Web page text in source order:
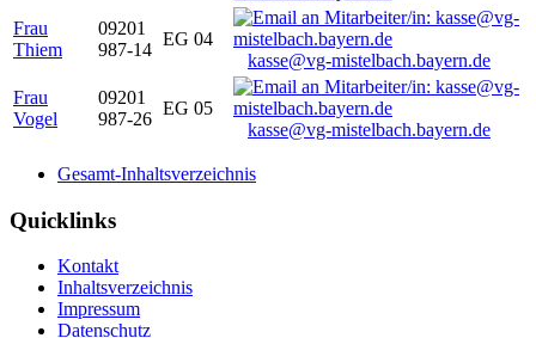
Frau
Thiem
09201
987-14
EG 04
kasse@vg-mistelbach.bayern.de
Frau
Vogel
09201
987-26
EG 05
kasse@vg-mistelbach.bayern.de
Gesamt-Inhaltsverzeichnis
Quicklinks
Kontakt
Inhaltsverzeichnis
Impressum
Datenschutz